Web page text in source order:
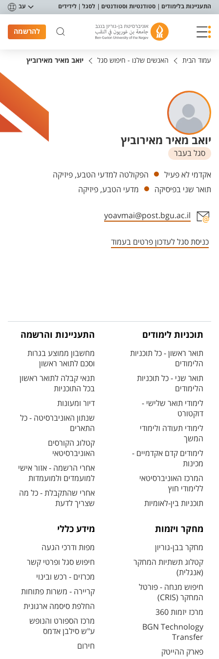
תפריט נגישות
התעניינות בלימודים סטודנטיות וסטודנטים לסגל לידידים עב
להרשמה
עמוד הבית האנשים שלנו - חיפוש סגל יואב מאיר מאירוביץ
יואב מאיר מאירוביץ
סגל בעבר
יחידות
אקדמי לא פעיל
הפקולטה למדעי הטבע, פיזיקה
תואר שני בפיסיקה
מדעי הטבע, פיזיקה
yoavmai@post.bgu.ac.il
כניסת סגל לעדכון פרטים בעמוד
תוכניות לימודים
תואר ראשון - כל תוכניות
הלימודים
תואר שני - כל תוכניות
הלימודים
לימודי תואר שלישי -
דוקטורט
לימודי תעודה ולימודי
המשך
לימודים קדם אקדמיים -
מכינות
המרכז האוניברסיטאי
ללימודי חוץ
תוכניות בין-לאומיות
התעניינות והרשמה
מחשבון ממוצע בגרות
וסכם לתואר ראשון
תנאי קבלה לתואר ראשון
בכל התוכניות
דיור ומעונות
שנתון האוניברסיטה - כל
התארים
קטלוג הקורסים
האוניברסיטאי
אחרי הרשמה - אזור אישי
למועמדים ולמועמדות
אחרי שהתקבלת - כל מה
שצריך לדעת
מחקר ויזמות
מחקר בבן-גוריון
קטלוג תשתיות המחקר
(אנגלית)
חיפוש מנחה - פורטל
המחקר (CRIS)
מרכז יזמות 360
BGN Technology
Transfer
פארק ההייטק
מידע כללי
מפות ודרכי הגעה
חיפוש סגל ופרטי קשר
מכרזים - רכש ובינוי
קריירה - משרות פתוחות
החלפת סיסמה ארגונית
מרכז הספורט והנופש
ע"ש סילבן אדמס
חירום